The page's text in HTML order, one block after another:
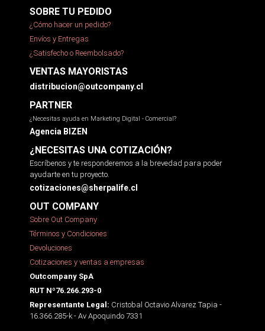
SOBRE TU PEDIDO
¿Cómo hacer un pedido?
Envíos y Entregas
¿Satisfecho o Reembolsado?
VENTAS MAYORISTAS
distribucion@outcompany.cl
PARTNER
¿Necesitas ayuda en Marketing Digital - Comercial?
Agencia BIZEN
¿NECESITAS UNA COTIZACIÓN?
Escríbenos y te responderemos a la brevedad para poder
ayudarte en tu proyecto.
cotizaciones@sherpalife.cl
OUT COMPANY
Sobre Out Company
Términos y Condiciones
Devoluciones
Cotizaciones y ventas a empresas
Outcompany SpA
RUT Nº76.266.293-0
Representante Legal: Cristobal Octavio Alvarez Tapia -
16.366.285-k - Av Apoquindo 7331